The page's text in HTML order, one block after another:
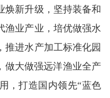
焕新升级，坚持装备和
渔业产业，培优做强水
推进水产加工标准化园
做大做强远洋渔业全产
，打造国内领先“蓝色